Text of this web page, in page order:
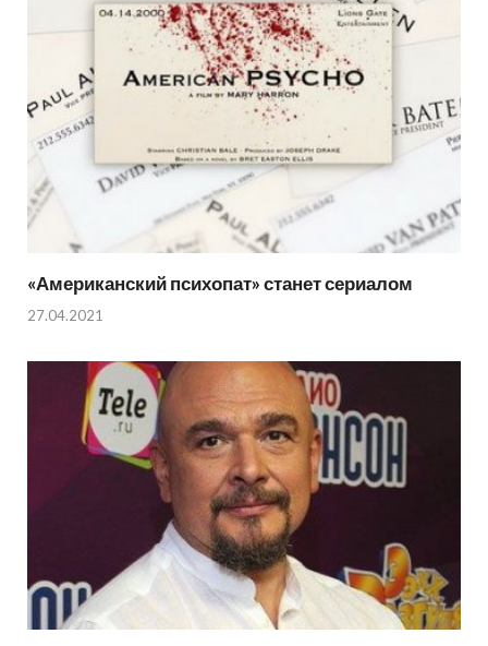
«Американский психопат» станет сериалом
27.04.2021